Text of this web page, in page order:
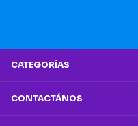
CATEGORÍAS
CONTACTÁNOS